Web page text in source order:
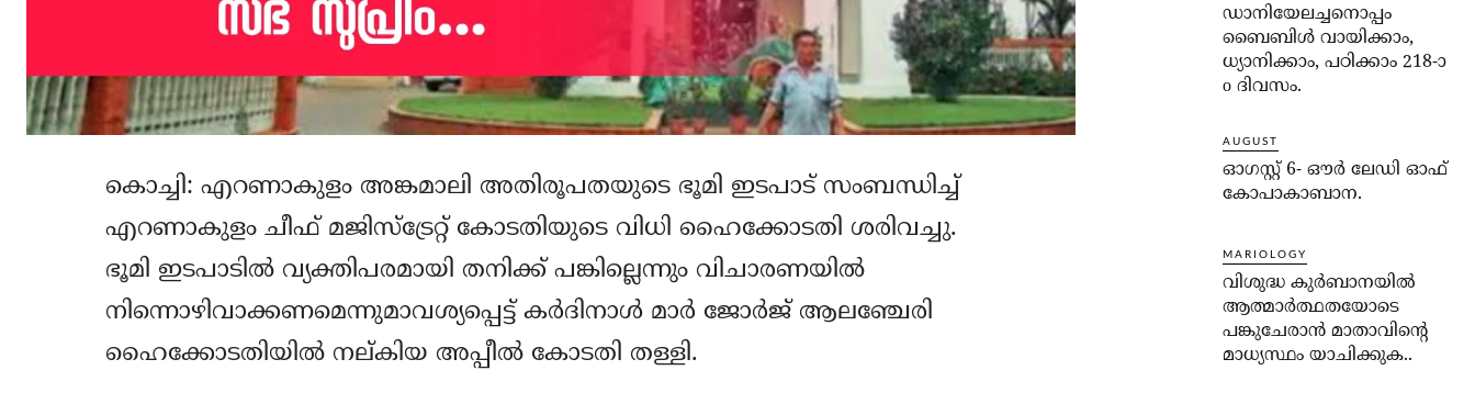
കൊച്ചി: എറണാകുളം അങ്കമാലി അതിരൂപതയുടെ ഭൂമി ഇടപാട് സംബന്ധിച്ച്
എറണാകുളം ചീഫ് മജിസ്‌ട്രേറ്റ് കോടതിയുടെ വിധി ഹൈക്കോടതി ശരിവച്ചു.
ഭൂമി ഇടപാടില്‍ വ്യക്തിപരമായി തനിക്ക് പങ്കില്ലെന്നും വിചാരണയില്‍
നിന്നൊഴിവാക്കണമെന്നുമാവശ്യപ്പെട്ട് കര്‍ദിനാള്‍ മാര്‍ ജോര്‍ജ് ആലഞ്ചേരി
ഹൈക്കോടതിയില്‍ നല്കിയ അപ്പീല്‍ കോടതി തള്ളി.
ഡാനിയേലച്ചനൊപ്പം
ബൈബിൾ വായിക്കാം,
ധ്യാനിക്കാം, പഠിക്കാം 218-ാ
o ദിവസം.
AUGUST
ഓഗസ്റ്റ് 6- ഔര്‍ ലേഡി ഓഫ്
കോപാകാബാന.
MARIOLOGY
വിശുദ്ധ കുര്‍ബാനയില്‍
ആത്മാര്‍ത്ഥതയോടെ
പങ്കുചേരാന്‍ മാതാവിന്റെ
മാധ്യസ്ഥം യാചിക്കുക..